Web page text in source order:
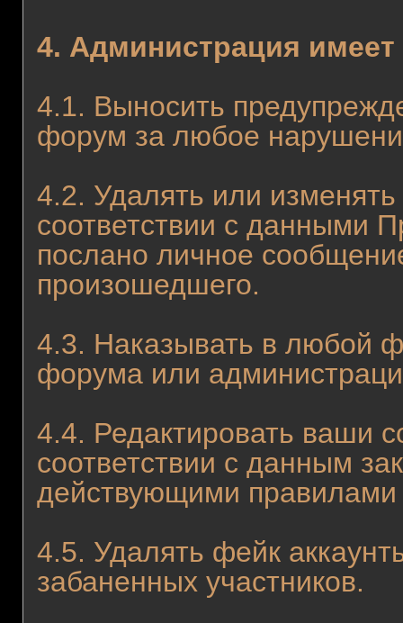
4. Администрация
4.1. Выносить
форум за любое
4.2. Удалять или
соответствии с данными
послано личное
произошедшего.
4.3. Наказывать в любой
форума или
4.4. Редактировать ваши
соответствии с данным
действующими
4.5. Удалять фейк
забаненных участников.